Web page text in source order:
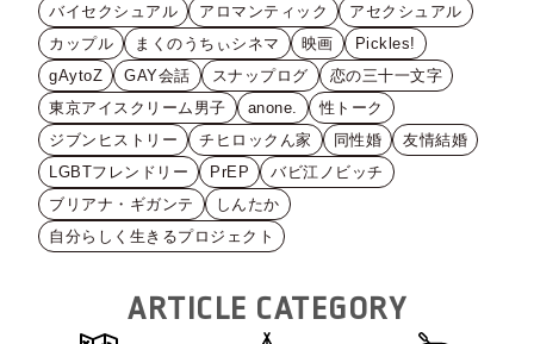
バイセクシュアル
アロマンティック
アセクシュアル
カップル
まくのうちぃシネマ 映画
Pickles!
gAytoZ
GAY会話 スナップログ
恋の三十一文字
東京アイスクリーム男子
anone.
性トーク
ジブンヒストリー
チヒロックん家 同性婚
友情結婚
LGBTフレンドリー
PrEP
バビ江ノビッチ
ブリアナ・ギガンテ
しんたか
自分らしく生きるプロジェクト
ARTICLE CATEGORY